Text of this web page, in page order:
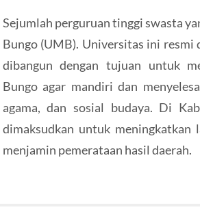
Sejumlah perguruan tinggi swasta
Bungo (UMB). Universitas ini
dibangun dengan tujuan untuk
Bungo agar mandiri dan
agama, dan sosial budaya. Di
dimaksudkan untuk meningkatkan
menjamin pemerataan hasil daerah.